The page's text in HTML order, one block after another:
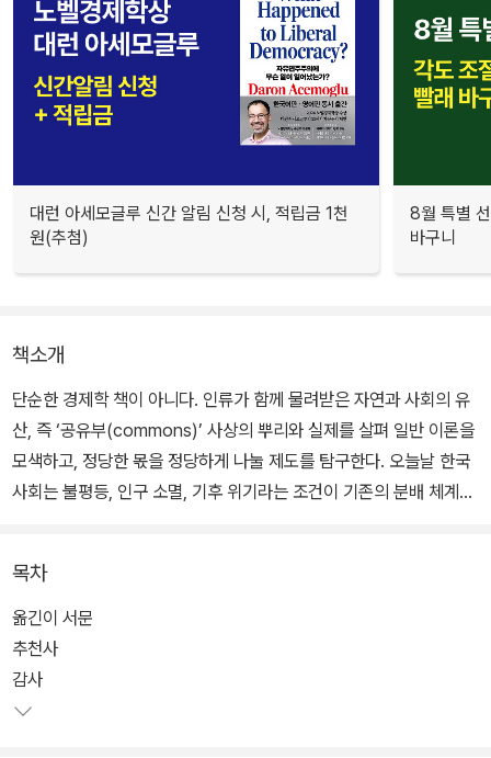
대런 아세모글루 신간 알림 신청 시, 적립금 1천
원(추첨)
8월 특별
바구니
책소개
단순한 경제학 책이 아니다. 인류가 함께 물려받은 자연과 사회의 유
산, 즉 ‘공유부(commons)’ 사상의 뿌리와 실제를 살펴 일반 이론을
모색하고, 정당한 몫을 정당하게 나눌 제도를 탐구한다. 오늘날 한국
사회는 불평등, 인구 소멸, 기후 위기라는 조건이 기존의 분배 체계를
네트워크 등 현대 사회의 인공적 공유지까지를 포함한다. 이 책은 기
본소득 논의를 한층 확장하고 구체화하는 데도 중요한 자원이 될 것
이다.
1장은 서문이다. 2장은 토머스 페인이 주장했던 토지와 재산, 정의를
목차
옮긴이 서문
추천사
감사